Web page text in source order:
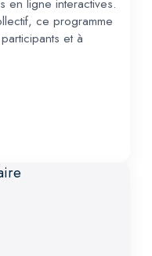
en ligne interactives.
ce programme
et à